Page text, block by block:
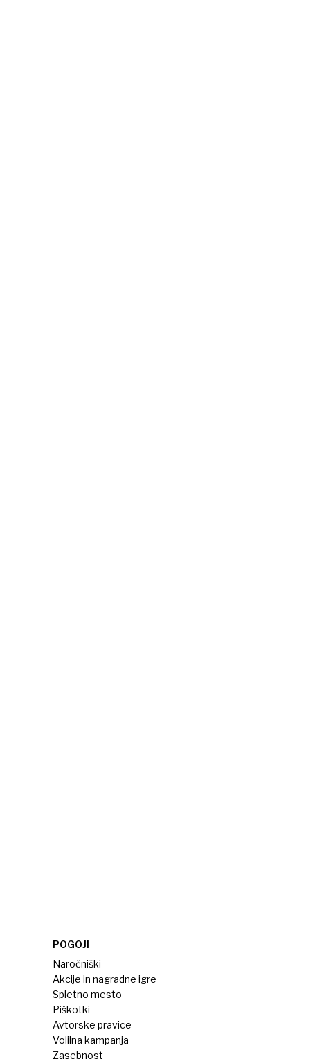
POGOJI
Naročniški
Akcije in nagradne igre
Spletno mesto
Piškotki
Avtorske pravice
Volilna kampanja
Zasebnost